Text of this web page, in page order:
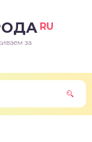
RU
за